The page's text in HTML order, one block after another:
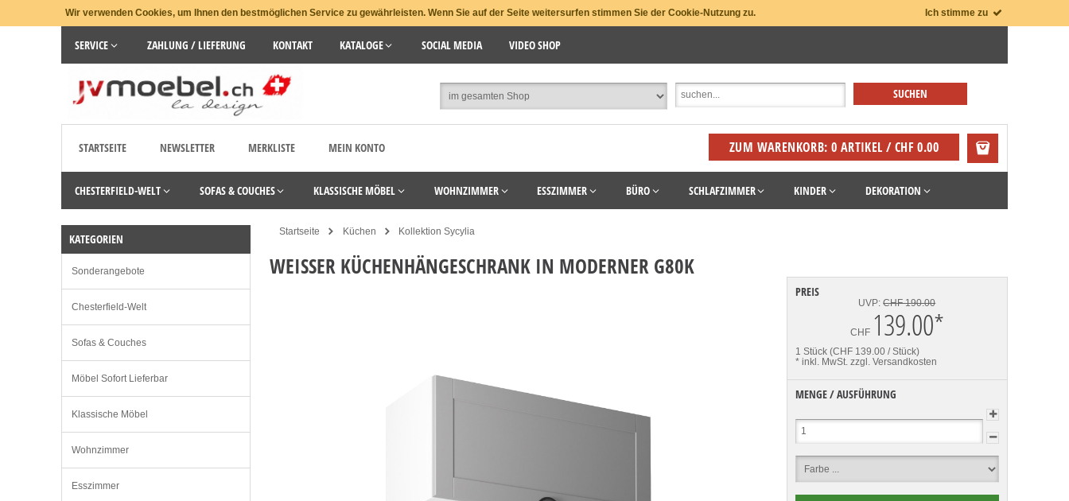
Wir verwenden Cookies, um Ihnen den bestmöglichen Service zu gewährleisten. Wenn Sie auf der Seite weitersurfen stimmen Sie der Cookie-Nutzung zu. Ich stimme zu
SERVICE ZAHLUNG / LIEFERUNG KONTAKT KATALOGE SOCIAL MEDIA VIDEO SHOP
STARTSEITE NEWSLETTER MERKLISTE MEIN KONTO ZUM WARENKORB: 0 ARTIKEL / CHF 0.00
CHESTERFIELD-WELT SOFAS & COUCHES KLASSISCHE MÖBEL WOHNZIMMER ESSZIMMER BÜRO SCHLAFZIMMER KINDER DEKORATION
Startseite Küchen Kollektion Sycylia
WEISSER KÜCHENHÄNGESCHRANK IN MODERNER G80K
PREIS
UVP:CHF 190.00
CHF 139.00*
1 Stück (CHF 139.00 / Stück)
* inkl. MwSt. zzgl. Versandkosten
MENGE / AUSFÜHRUNG
KATEGORIEN
Sonderangebote
Chesterfield-Welt
Sofas & Couches
Möbel Sofort Lieferbar
Klassische Möbel
Wohnzimmer
Esszimmer